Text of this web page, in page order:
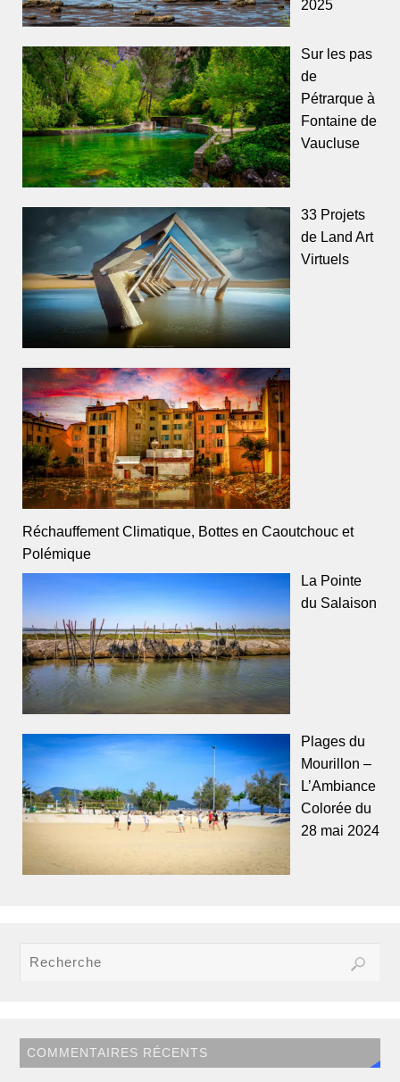
2025
Sur les pas
de
Pétrarque à
Fontaine de
Vaucluse
33 Projets
de Land Art
Virtuels
Réchauffement Climatique, Bottes en Caoutchouc et
Polémique
La Pointe
du Salaison
Plages du
Mourillon –
L’Ambiance
Colorée du
28 mai 2024
COMMENTAIRES RÉCENTS